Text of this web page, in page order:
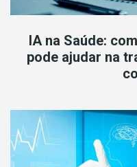
IA na Saúde:
pode ajudar na